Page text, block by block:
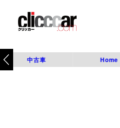
中古車 Home